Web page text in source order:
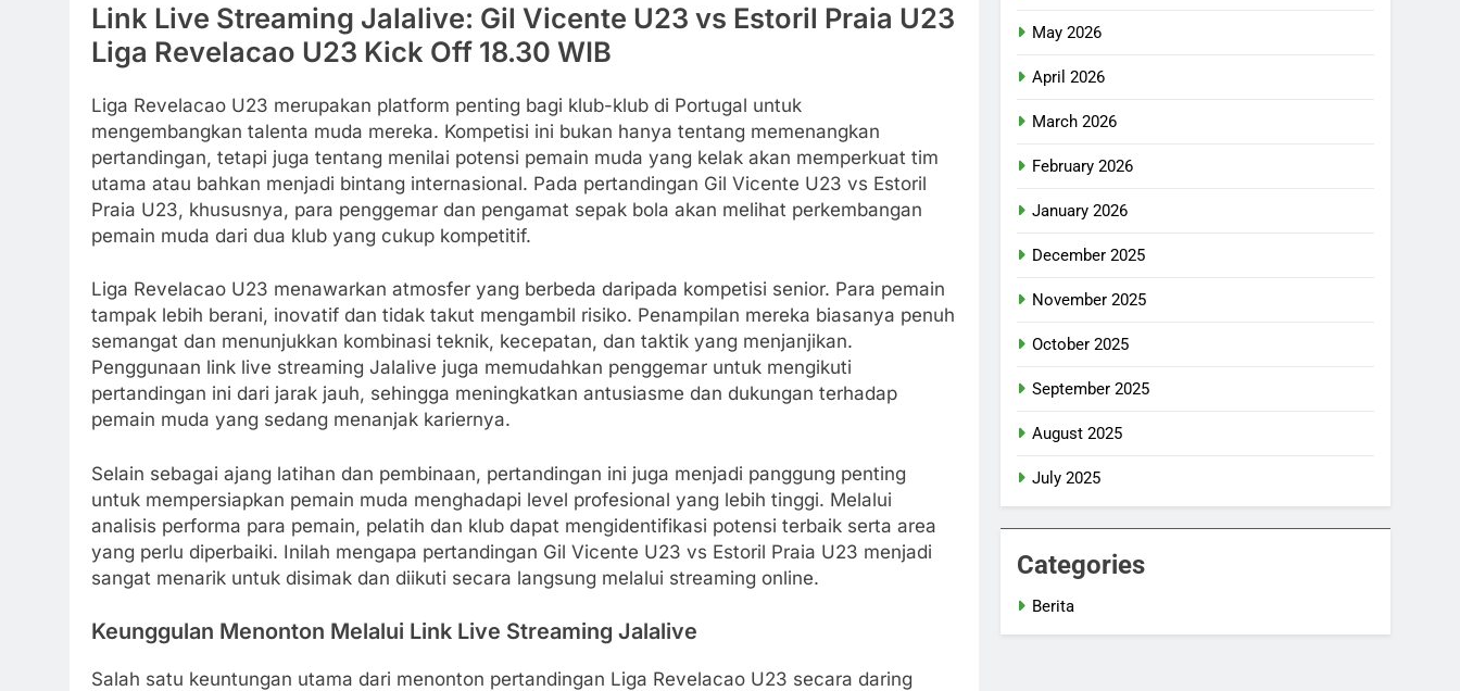
Link Live Streaming Jalalive: Gil Vicente U23 vs Estoril Praia U23
Liga Revelacao U23 Kick Off 18.30 WIB
Liga Revelacao U23 merupakan platform penting bagi klub-klub di Portugal untuk
mengembangkan talenta muda mereka. Kompetisi ini bukan hanya tentang memenangkan
pertandingan, tetapi juga tentang menilai potensi pemain muda yang kelak akan memperkuat tim
utama atau bahkan menjadi bintang internasional. Pada pertandingan Gil Vicente U23 vs Estoril
Praia U23, khususnya, para penggemar dan pengamat sepak bola akan melihat perkembangan
pemain muda dari dua klub yang cukup kompetitif.
Liga Revelacao U23 menawarkan atmosfer yang berbeda daripada kompetisi senior. Para pemain
tampak lebih berani, inovatif dan tidak takut mengambil risiko. Penampilan mereka biasanya penuh
semangat dan menunjukkan kombinasi teknik, kecepatan, dan taktik yang menjanjikan.
Penggunaan link live streaming Jalalive juga memudahkan penggemar untuk mengikuti
pertandingan ini dari jarak jauh, sehingga meningkatkan antusiasme dan dukungan terhadap
pemain muda yang sedang menanjak kariernya.
Selain sebagai ajang latihan dan pembinaan, pertandingan ini juga menjadi panggung penting
untuk mempersiapkan pemain muda menghadapi level profesional yang lebih tinggi. Melalui
analisis performa para pemain, pelatih dan klub dapat mengidentifikasi potensi terbaik serta area
yang perlu diperbaiki. Inilah mengapa pertandingan Gil Vicente U23 vs Estoril Praia U23 menjadi
sangat menarik untuk disimak dan diikuti secara langsung melalui streaming online.
Keunggulan Menonton Melalui Link Live Streaming Jalalive
Salah satu keuntungan utama dari menonton pertandingan Liga Revelacao U23 secara daring
May 2026
April 2026
March 2026
February 2026
January 2026
December 2025
November 2025
October 2025
September 2025
August 2025
July 2025
Categories
Berita